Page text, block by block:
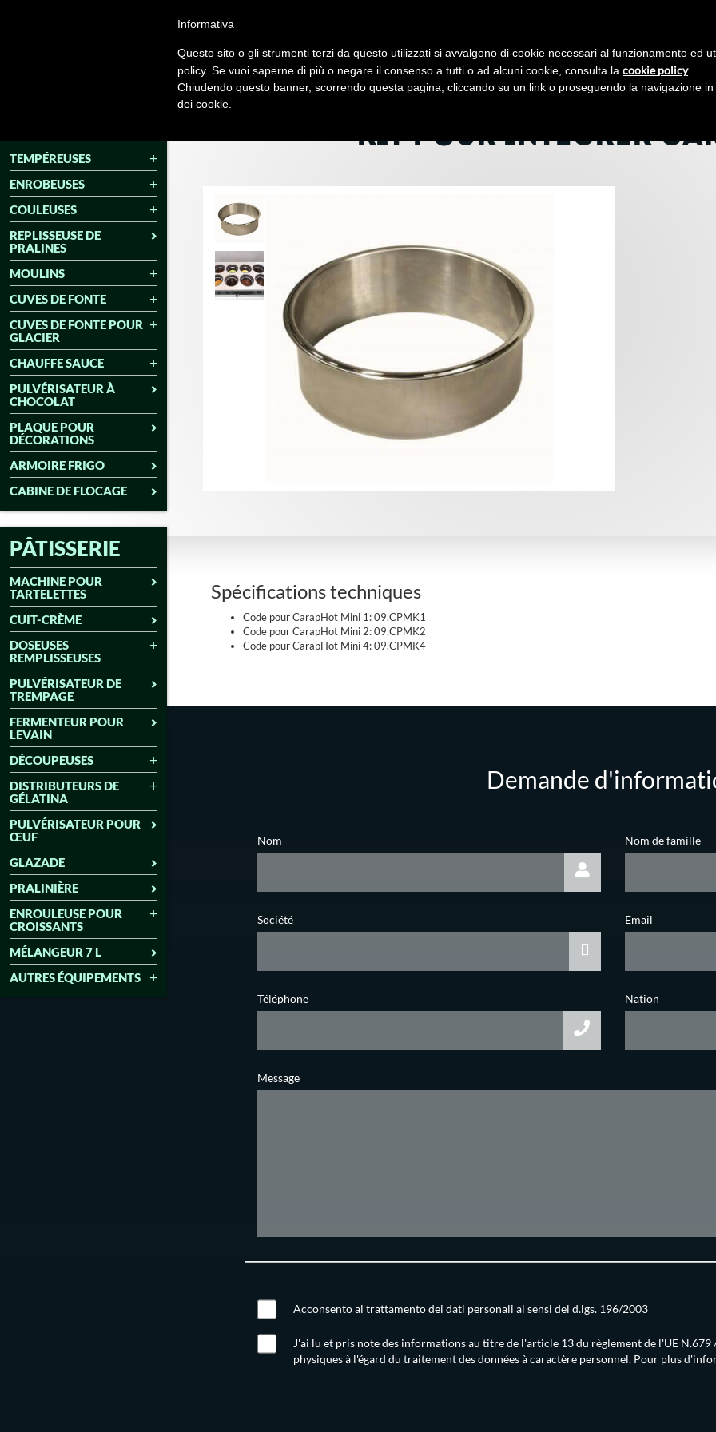
Pâtisserie Kit pour integrér CarapHot Mini
KIT POUR INTEGRÉR
Spécifications techniques
Code pour CarapHot Mini 1: 09.CPMK1
Code pour CarapHot Mini 2: 09.CPMK2
Code pour CarapHot Mini 4: 09.CPMK4
Demande
Nom Nom de famille
Société Email
Téléphone Nation
Message
Acconsento al trattamento dei dati personali ai sensi del d.lgs. 196/2003
J'ai lu et pris note des informations au titre de l'article 13 du règlement de l'UE
physiques à l'égard du traitement des données à caractère personnel. Pour plus
TEMPÉREUSES
ENROBEUSES
COULEUSES
REPLISSEUSE DE
PRALINES
MOULINS
CUVES DE FONTE
CUVES DE FONTE POUR
GLACIER
CHAUFFE SAUCE
PULVÉRISATEUR À
CHOCOLAT
PLAQUE POUR
DÉCORATIONS
ARMOIRE FRIGO
CABINE DE FLOCAGE
PÂTISSERIE
MACHINE POUR
TARTELETTES
CUIT-CRÈME
DOSEUSES
REMPLISSEUSES
PULVÉRISATEUR DE
TREMPAGE
FERMENTEUR POUR
LEVAIN
DÉCOUPEUSES
DISTRIBUTEURS DE
GÉLATINA
PULVÉRISATEUR POUR
ŒUF
GLAZADE
PRALINIÈRE
ENROULEUSE POUR
CROISSANTS
MÉLANGEUR 7 L
AUTRES ÉQUIPEMENTS
Informativa
Questo sito o gli strumenti terzi da questo utilizzati si avvalgono di cookie necessari al funzionamento ed
policy. Se vuoi saperne di più o negare il consenso a tutti o ad alcuni cookie, consulta la cookie policy.
Chiudendo questo banner, scorrendo questa pagina, cliccando su un link o proseguendo la navigazione
dei cookie.